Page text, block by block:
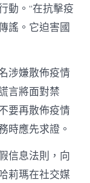
動。“在抗擊疫
謠。它迫害國
涉嫌散佈疫情
言將面對禁
要再散佈疫情
時應先求證。
信息法則，向
莉瑪在社交媒